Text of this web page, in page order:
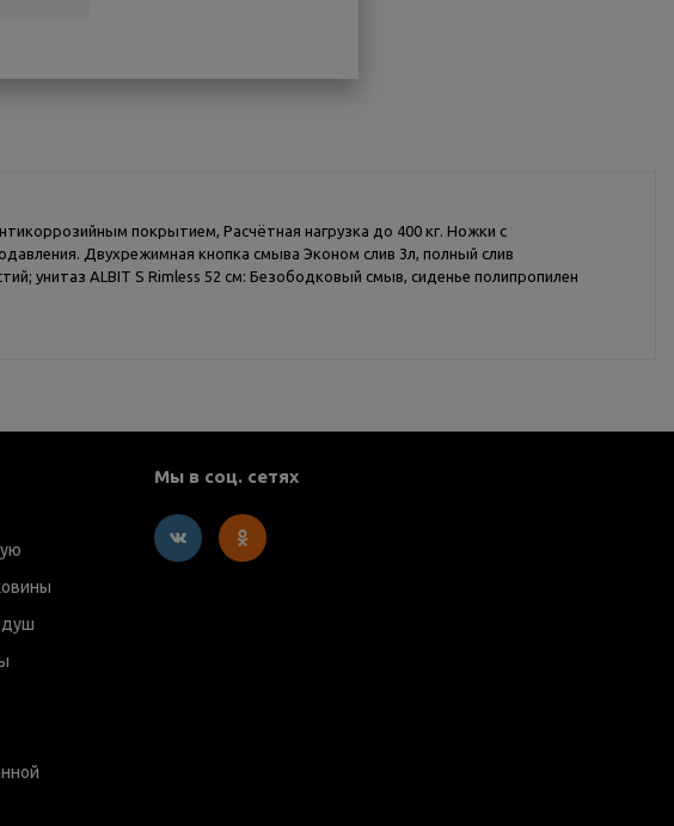
покрытием, Расчётная нагрузка до 400 кг. Ножки c
Двухрежимная кнопка смыва Эконом слив 3л, полный слив
унитаз ALBIT S Rimless 52 см: Безободковый смыв, сиденье полипропилен
душ
Мы в соц. сетях